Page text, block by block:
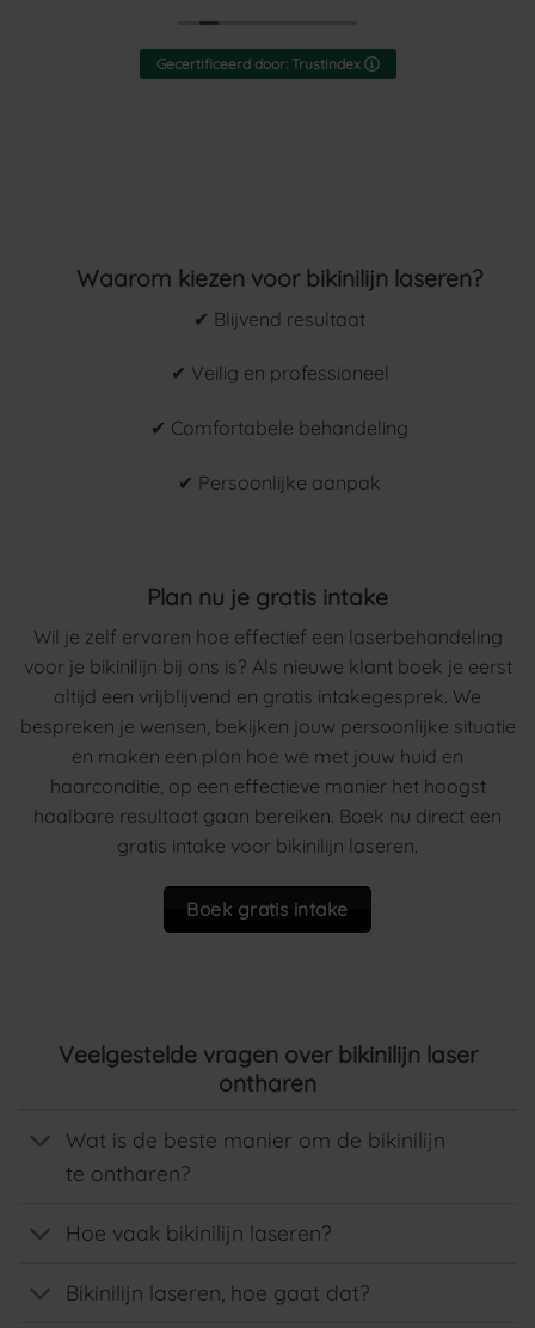
Gecertificeerd door: Trustindex
Waarom kiezen voor bikinilijn laseren?
✔ Blijvend resultaat
✔ Veilig en professioneel
✔ Comfortabele behandeling
✔ Persoonlijke aanpak
Plan nu je gratis intake
Wil je zelf ervaren hoe effectief een laserbehandeling
voor je bikinilijn bij ons is? Als nieuwe klant boek je eerst
altijd een vrijblijvend en gratis intakegesprek. We
bespreken je wensen, bekijken jouw persoonlijke situatie
en maken een plan hoe we met jouw huid en
haarconditie, op een effectieve manier het hoogst
haalbare resultaat gaan bereiken. Boek nu direct een
gratis intake voor bikinilijn laseren.
Boek gratis intake
Veelgestelde vragen over bikinilijn laser
ontharen
Wat is de beste manier om de bikinilijn
te ontharen?
Hoe vaak bikinilijn laseren?
Bikinilijn laseren, hoe gaat dat?